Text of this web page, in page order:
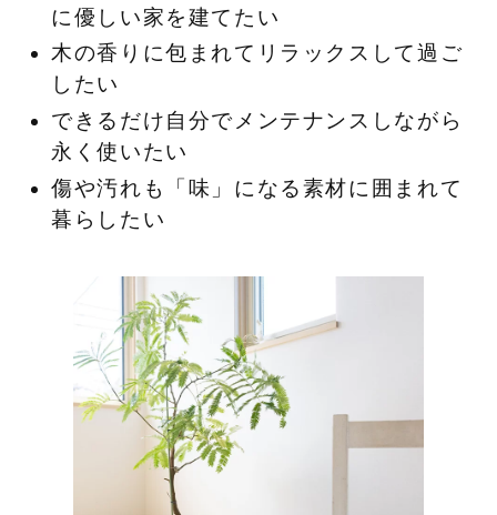
に優しい家を建てたい
木の香りに包まれてリラックスして過ご
したい
できるだけ自分でメンテナンスしながら
永く使いたい
傷や汚れも「味」になる素材に囲まれて
暮らしたい